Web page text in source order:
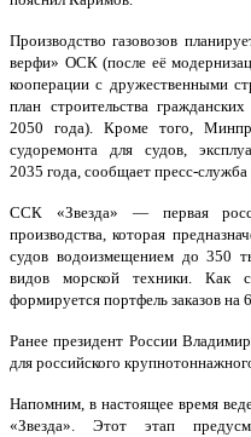
Производство газовозов
верфи» ОСК (после её
кооперации с дружественными
план строительства
2050 года). Кроме того,
судоремонта для судов,
2035 года, сообщает пресс-служба
ССК «Звезда» — первая
производства, которая
судов водоизмещением до 350
видов морской техники. Как
формируется портфель заказов на
Ранее президент России
для российского
Напомним, в настоящее время
«Звезда». Этот этап